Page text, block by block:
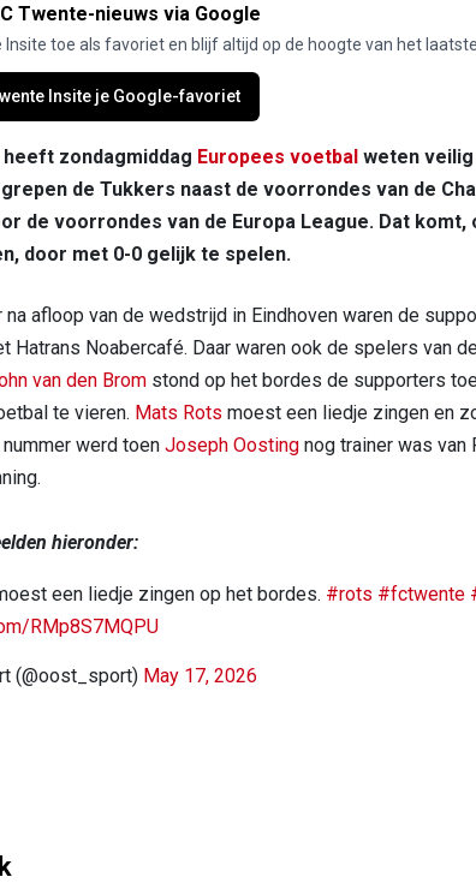
Twente-nieuws via Google
toe als favoriet en blijf altijd op de hoogte van het
Insite je Google-favoriet
heeft zondagmiddag Europees voetbal weten
de Tukkers naast de voorrondes van de
de voorrondes van de Europa League. Dat
door met 0-0 gelijk te spelen.
na afloop van de wedstrijd in Eindhoven waren de
Hatrans Noabercafé. Daar waren ook de spelers van
van den Brom stond op het bordes de supporters
te vieren. Mats Rots moest een liedje zingen en
werd toen Joseph Oosting nog trainer was van
hieronder:
een liedje zingen op het bordes. #rots #fctwente
RMp8S7MQPU
(@oost_sport) May 17, 2026